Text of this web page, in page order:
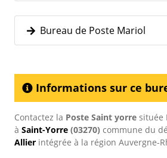
Bureau de Poste Mariol
Informations sur ce
Contactez la Poste Saint yorre située
à Saint-Yorre (03270) commune du
Allier intégrée à la région Auvergne-